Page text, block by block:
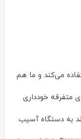
می‌کند و ما هم
متفرقه خودداری
به دستگاه آسیب